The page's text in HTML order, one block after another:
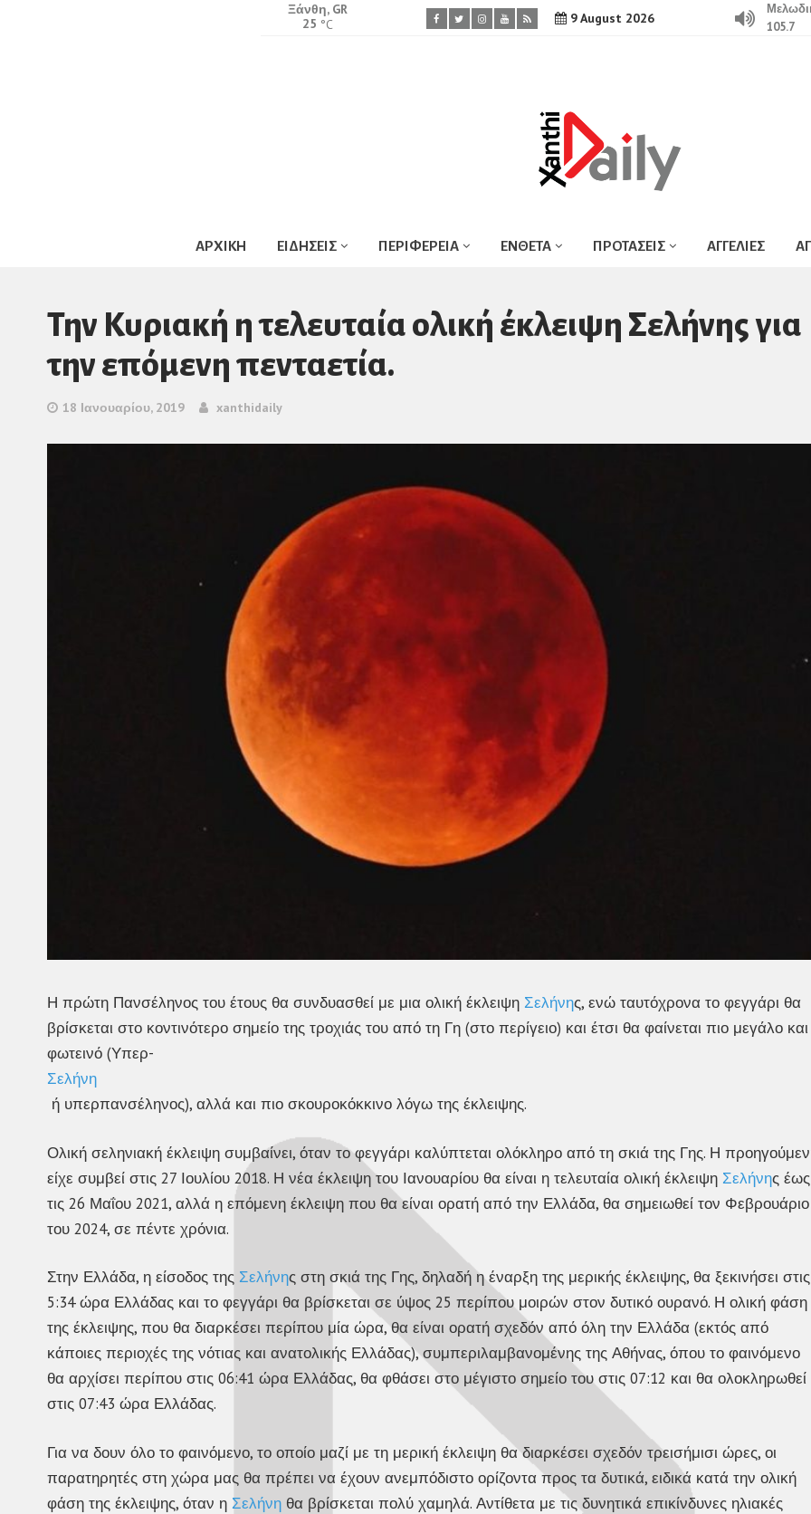
9 August 2026
Ξάνθη, GR
25 °C
105.7
ΑΡΧΙΚΗ ΕΙΔΗΣΕΙΣ ΠΕΡΙΦΕΡΕΙΑ ΕΝΘΕΤΑ ΠΡΟΤΑΣΕΙΣ ΑΓΓΕΛΙΕΣ
Την Κυριακή η τελευταία ολική έκλειψη Σελήνης για
την επόμενη πενταετία.
18 Ιανουαρίου, 2019 xanthidaily
Η πρώτη Πανσέληνος του έτους θα συνδυασθεί με μια ολική έκλειψη Σελήνης, ενώ ταυτόχρονα το φεγγάρι θα
βρίσκεται στο κοντινότερο σημείο της τροχιάς του από τη Γη (στο περίγειο) και έτσι θα φαίνεται πιο μεγάλο και
φωτεινό (Υπερ-
Σελήνη
ή υπερπανσέληνος), αλλά και πιο σκουροκόκκινο λόγω της έκλειψης.
Ολική σεληνιακή έκλειψη συμβαίνει, όταν το φεγγάρι καλύπτεται ολόκληρο από τη σκιά της Γης. Η
είχε συμβεί στις 27 Ιουλίου 2018. Η νέα έκλειψη του Ιανουαρίου θα είναι η τελευταία ολική έκλειψη Σελήνης έως
τις 26 Μαΐου 2021, αλλά η επόμενη έκλειψη που θα είναι ορατή από την Ελλάδα, θα σημειωθεί τον Φεβρουάριο
του 2024, σε πέντε χρόνια.
Στην Ελλάδα, η είσοδος της Σελήνης στη σκιά της Γης, δηλαδή η έναρξη της μερικής έκλειψης, θα ξεκινήσει στις
5:34 ώρα Ελλάδας και το φεγγάρι θα βρίσκεται σε ύψος 25 περίπου μοιρών στον δυτικό ουρανό. Η ολική φάση
της έκλειψης, που θα διαρκέσει περίπου μία ώρα, θα είναι ορατή σχεδόν από όλη την Ελλάδα (εκτός από
κάποιες περιοχές της νότιας και ανατολικής Ελλάδας), συμπεριλαμβανομένης της Αθήνας, όπου το φαινόμενο
θα αρχίσει περίπου στις 06:41 ώρα Ελλάδας, θα φθάσει στο μέγιστο σημείο του στις 07:12 και θα ολοκληρωθεί
στις 07:43 ώρα Ελλάδας.
Για να δουν όλο το φαινόμενο, το οποίο μαζί με τη μερική έκλειψη θα διαρκέσει σχεδόν τρεισήμισι ώρες, οι
παρατηρητές στη χώρα μας θα πρέπει να έχουν ανεμπόδιστο ορίζοντα προς τα δυτικά, ειδικά κατά την ολική
φάση της έκλειψης, όταν η Σελήνη θα βρίσκεται πολύ χαμηλά. Αντίθετα με τις δυνητικά επικίνδυνες ηλιακές